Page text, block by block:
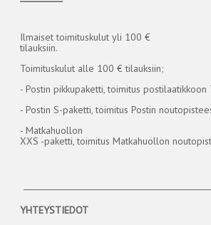
Ilmaiset toimituskulut yli 100 €
tilauksiin.
Toimituskulut alle 100 € tilauksiin;
- Postin pikkupaketti, toimitus postilaatikkoon
- Postin S-paketti, toimitus Postin
- Matkahuollon
XXS -paketti, toimitus Matkahuollon
YHTEYSTIEDOT